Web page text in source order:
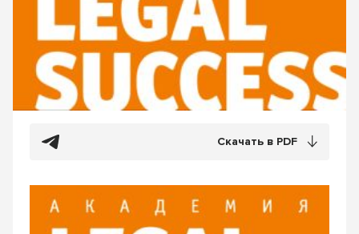
Скачать в PDF